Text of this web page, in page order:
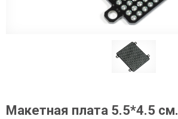
Макетная плата 5.5*4.5 см.